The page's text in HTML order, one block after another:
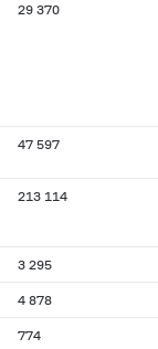
29 370
47 597
213 114
3 295
4 878
774